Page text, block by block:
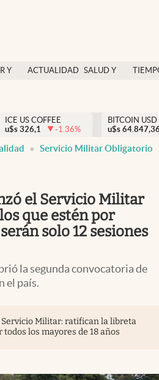
Y
ACTUALIDAD SALUD Y
México
USA
ICE US COFFEE
u$s 326,1 -1.36%
BITCOIN USD
u$s
Servicio Militar Obligatorio
el Servicio Militar
que estén por
solo 12 sesiones
la segunda convocatoria de
el país.
Servicio Militar: ratifican la libreta
los mayores de 18 años